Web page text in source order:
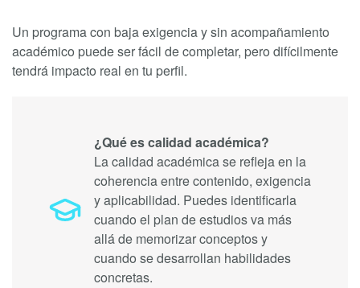
Un programa con baja exigencia y sin acompañamiento
académico puede ser fácil de completar, pero difícilmente
tendrá impacto real en tu perfil.
¿Qué es calidad académica?
La calidad académica se refleja en la
coherencia entre contenido, exigencia
y aplicabilidad. Puedes identificarla
cuando el plan de estudios va más
allá de memorizar conceptos y
cuando se desarrollan habilidades
concretas.